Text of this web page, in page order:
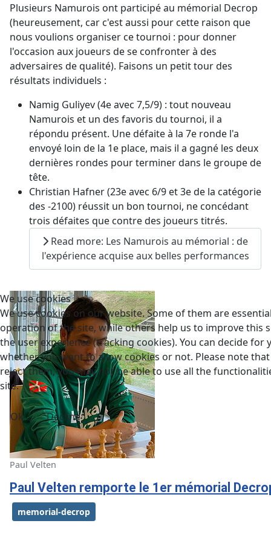
Plusieurs Namurois ont participé au mémorial Decrop
(heureusement, car c'est aussi pour cette raison que
nous voulions organiser ce tournoi : pour donner
l'occasion aux joueurs de se confronter à des
adversaires de qualité). Faisons un petit tour des
résultats individuels :
Namig Guliyev (4e avec 7,5/9) : tout nouveau
Namurois et un des favoris du tournoi, il a
répondu présent. Une défaite à la 7e ronde l'a
envoyé loin de la 1e place, mais il a gagné les deux
dernières rondes pour terminer dans le groupe de
tête.
Christian Hafner (23e avec 6/9 et 3e de la catégorie
des -2100) réussit un bon tournoi, ne concédant
trois défaites que contre des joueurs titrés.
Read more: Les Namurois au mémorial : de
l'expérience acquise aux belles performances
Paul Velten
Paul Velten remporte le 1er mémorial
memorial-decrop
We use cookies
We use cookies on our website. Some of them are
operation of the site, while others help us to improve this
the user experience (tracking cookies). You can decide for
whether you want to allow cookies or not. Please note
reject them, you may not be able to use all the
site.
Ok Decline